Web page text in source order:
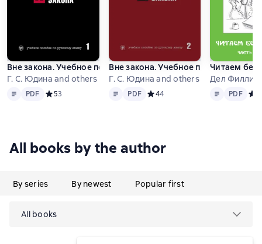
Вне закона. Учебное пособие по русскому языку. Часть 1
Г. С. Юдина and others
Text PDF
PDF Средний рейтинг 5 на основе 3 оценок
53
Вне закона. Учебное пособие по
Г. С. Юдина and others
Text PDF
PDF Средний рейтинг 4 на основе 4
44
Читаем без
Дел
Text PDF
PDF
All books by the author
By series By newest Popular first
All books